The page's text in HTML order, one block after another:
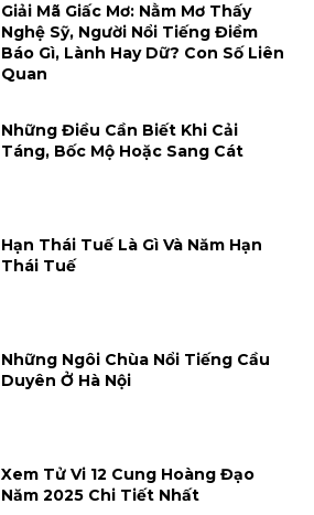
Giải Mã Giấc Mơ: Nằm Mơ Thấy
Nghệ Sỹ, Người Nổi Tiếng Điềm
Báo Gì, Lành Hay Dữ? Con Số Liên
Quan
Những Điều Cần Biết Khi Cải
Táng, Bốc Mộ Hoặc Sang Cát
Hạn Thái Tuế Là Gì Và Năm Hạn
Thái Tuế
Những Ngôi Chùa Nổi Tiếng Cầu
Duyên Ở Hà Nội
Xem Tử Vi 12 Cung Hoàng Đạo
Năm 2025 Chi Tiết Nhất